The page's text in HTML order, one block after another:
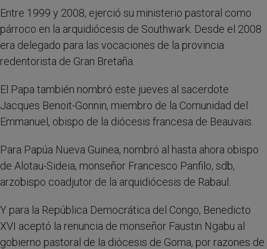
Entre 1999 y 2008, ejerció su ministerio pastoral como
párroco en la arquidiócesis de Southwark. Desde el 2008
era delegado para las vocaciones de la provincia
redentorista de Gran Bretaña.
El Papa también nombró este jueves al sacerdote
Jacques Benoit-Gonnin, miembro de la Comunidad del
Emmanuel, obispo de la diócesis francesa de Beauvais.
Para Papúa Nueva Guinea, nombró al hasta ahora obispo
de Alotau-Sideia, monseñor Francesco Panfilo, sdb,
arzobispo coadjutor de la arquidiócesis de Rabaul.
Y para la República Democrática del Congo, Benedicto
XVI aceptó la renuncia de monseñor Faustin Ngabu al
gobierno pastoral de la diócesis de Goma, por razones de